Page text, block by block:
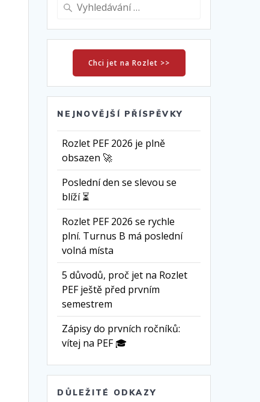
Chci jet na Rozlet >>
NEJNOVĚJŠÍ PŘÍSPĚVKY
Rozlet PEF 2026 je plně
obsazen 🚀
Poslední den se slevou se
blíží ⏳
Rozlet PEF 2026 se rychle
plní. Turnus B má poslední
volná místa
5 důvodů, proč jet na Rozlet
PEF ještě před prvním
semestrem
Zápisy do prvních ročníků:
vítej na PEF 🎓
DŮLEŽITÉ ODKAZY